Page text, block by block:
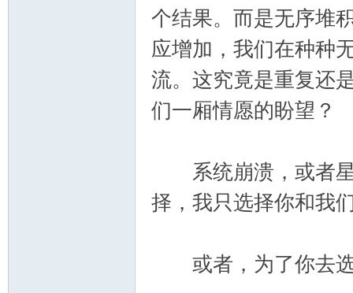
个结果。而是无序堆
应增加，我们在种种
流。这究竟是重复还
们一厢情愿的盼望？
系统崩溃，或者星
择，我只选择你和我
或者，为了你去选